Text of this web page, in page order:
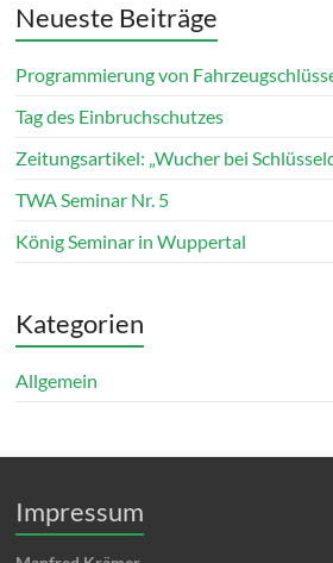
Neueste Beiträge
Programmierung von
Tag des Einbruchschutzes
Zeitungsartikel: „Wucher bei
TWA Seminar Nr. 5
König Seminar in Wuppertal
Kategorien
Allgemein
Impressum